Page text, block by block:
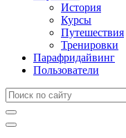
История
Курсы
Путешествия
Тренировки
Парафридайвинг
Пользователи